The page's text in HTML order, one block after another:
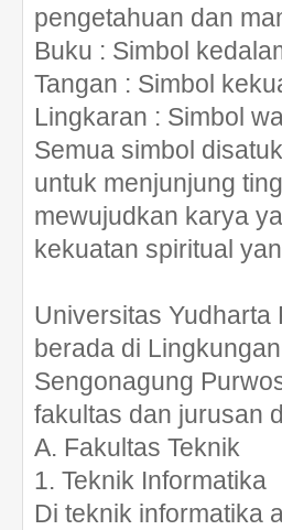
pengetahuan dan
Buku : Simbol
Tangan : Simbol
Lingkaran : Simbol
Semua simbol
untuk menjunjung
mewujudkan karya
kekuatan spiritual
Universitas
berada di
Sengonagung
fakultas dan jurusan
A. Fakultas Teknik
1. Teknik Informatika
Di teknik informatika